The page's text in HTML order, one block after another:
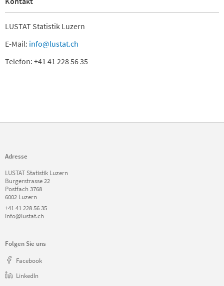
LUSTAT Statistik Luzern
E-Mail: info@lustat.ch
Telefon: +41 41 228 56 35
Adresse
LUSTAT Statistik Luzern
Burgerstrasse 22
Postfach 3768
6002 Luzern
+41 41 228 56 35
info@lustat.ch
Folgen Sie uns
Facebook
LinkedIn